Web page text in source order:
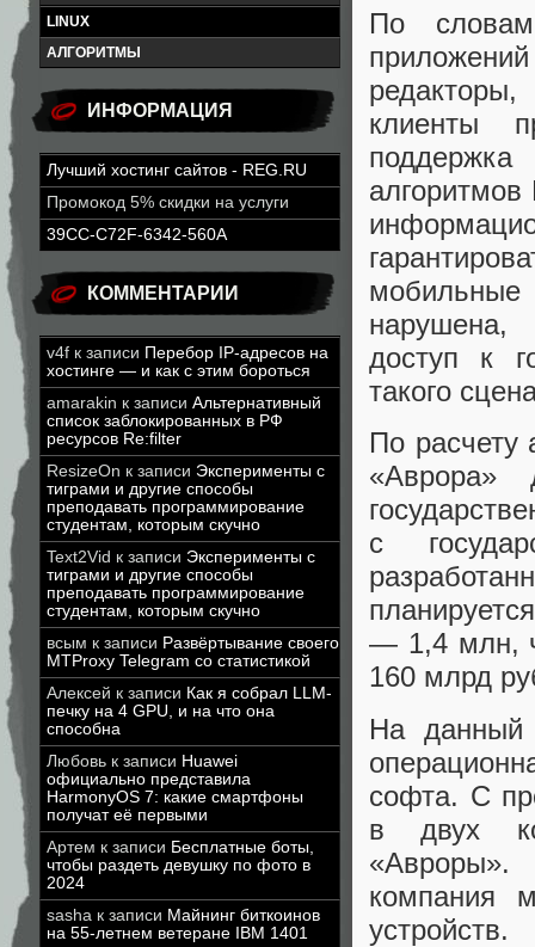
LINUX
АЛГОРИТМЫ
ИНФОРМАЦИЯ
Лучший хостинг сайтов - REG.RU
Промокод 5% скидки на услуги
39CC-C72F-6342-560A
КОММЕНТАРИИ
v4f к записи Перебор IP-адресов на
хостинге — и как с этим бороться
amarakin к записи Альтернативный
список заблокированных в РФ
ресурсов Re:filter
ResizeOn к записи Эксперименты с
тиграми и другие способы
преподавать программирование
студентам, которым скучно
Text2Vid к записи Эксперименты с
тиграми и другие способы
преподавать программирование
студентам, которым скучно
всым к записи Развёртывание своего
MTProxy Telegram со статистикой
Алексей к записи Как я собрал LLM-
печку на 4 GPU, и на что она
способна
Любовь к записи Huawei
официально представила
HarmonyOS 7: какие смартфоны
получат её первыми
Артем к записи Бесплатные боты,
чтобы раздеть девушку по фото в
2024
sasha к записи Майнинг биткоинов
на 55-летнем ветеране IBM 1401
По
клиенты
поддержка
мобильные
нарушена,
доступ к
такого
По расчету
«Аврора»
с
— 1,4 млн,
160 млрд
На данный
софта. С
в двух
«Авроры».
компания
устройств.